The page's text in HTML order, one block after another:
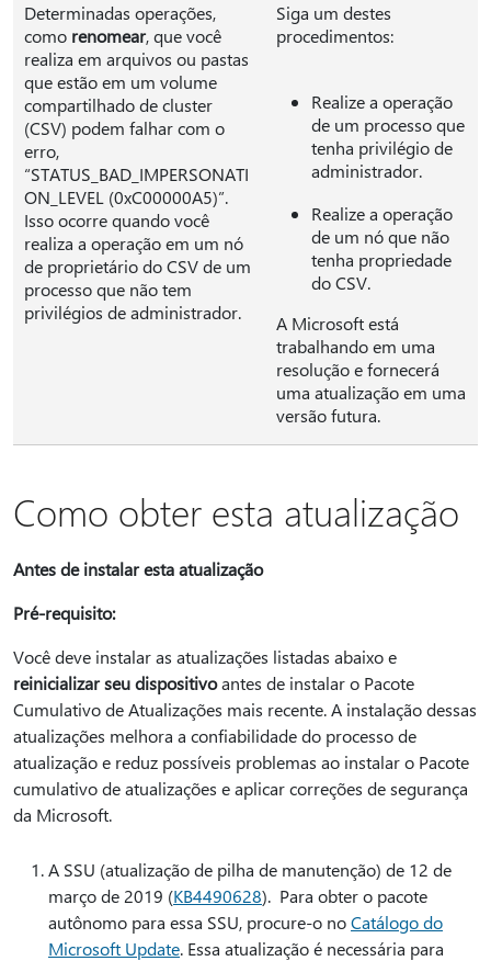
Determinadas operações,
como renomear, que você
realiza em arquivos ou pastas
que estão em um volume
compartilhado de cluster
(CSV) podem falhar com o
erro,
“STATUS_BAD_IMPERSONATI
ON_LEVEL (0xC00000A5)”.
Isso ocorre quando você
realiza a operação em um nó
de proprietário do CSV de um
processo que não tem
privilégios de administrador.
Siga um destes
procedimentos:
Realize a operação
de um processo que
tenha privilégio de
administrador.
Realize a operação
de um nó que não
tenha propriedade
do CSV.
A Microsoft está
trabalhando em uma
resolução e fornecerá
uma atualização em uma
versão futura.
Como obter esta atualização
Antes de instalar esta atualização
Pré-requisito:
Você deve instalar as atualizações listadas abaixo e
reinicializar seu dispositivoantes de instalar o Pacote
Cumulativo de Atualizações mais recente. A instalação dessas
atualizações melhora a confiabilidade do processo de
atualização e reduz possíveis problemas ao instalar o Pacote
cumulativo de atualizações e aplicar correções de segurança
da Microsoft.
A SSU (atualização de pilha de manutenção) de 12 de
março de 2019 (KB4490628). Para obter o pacote
autônomo para essa SSU, procure-o noCatálogo do
Microsoft Update. Essa atualização é necessária para